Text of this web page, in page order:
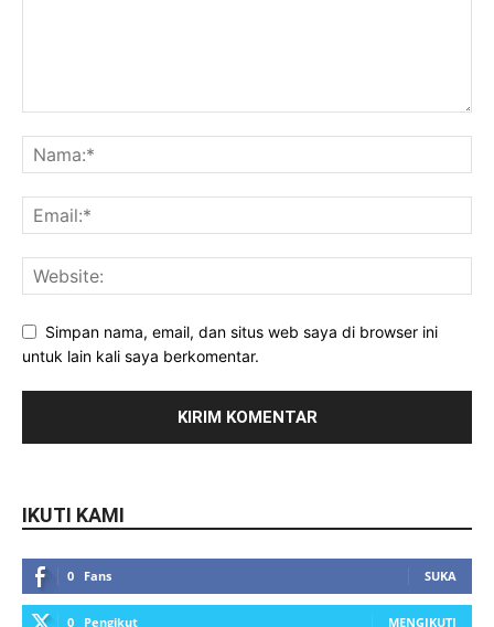
Simpan nama, email, dan situs web saya di browser ini
untuk lain kali saya berkomentar.
IKUTI KAMI
0 Fans SUKA
0 Pengikut MENGIKUTI